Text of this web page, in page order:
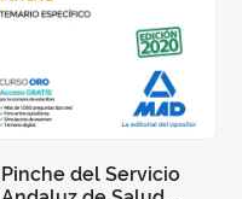
Pinche del Servicio